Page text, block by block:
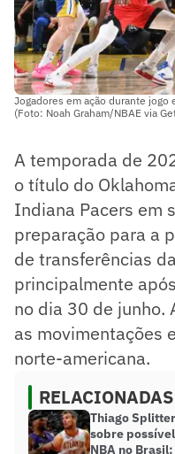
Jogadores em ação durante
(Foto: Noah Graham/NBAE via
A temporada de
o título do
Indiana Pacers em
preparação para a
de transferências
principalmente
no dia 30 de junho.
as movimentações
norte-americana.
RELACIONADAS
Thiago
sobre
NBA no Brasil: